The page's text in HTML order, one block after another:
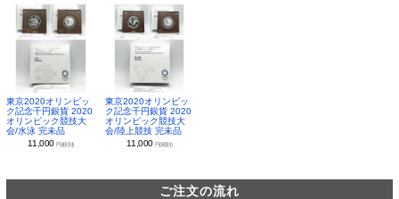
東京2020オリンピッ
ク記念千円銀貨 2020
オリンピック競技大
会/水泳 完未品
11,000円(税別)
東京2020オリンピッ
ク記念千円銀貨 2020
オリンピック競技大
会/陸上競技 完未品
11,000 円(税別)
ご注文の流れ